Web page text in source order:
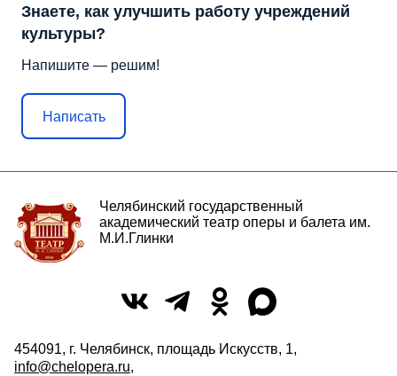
Знаете, как улучшить работу учреждений
культуры?
Напишите — решим!
Написать
Челябинский государственный
академический театр оперы и балета им.
М.И.Глинки
454091, г. Челябинск, площадь Искусств, 1,
info@chelopera.ru,